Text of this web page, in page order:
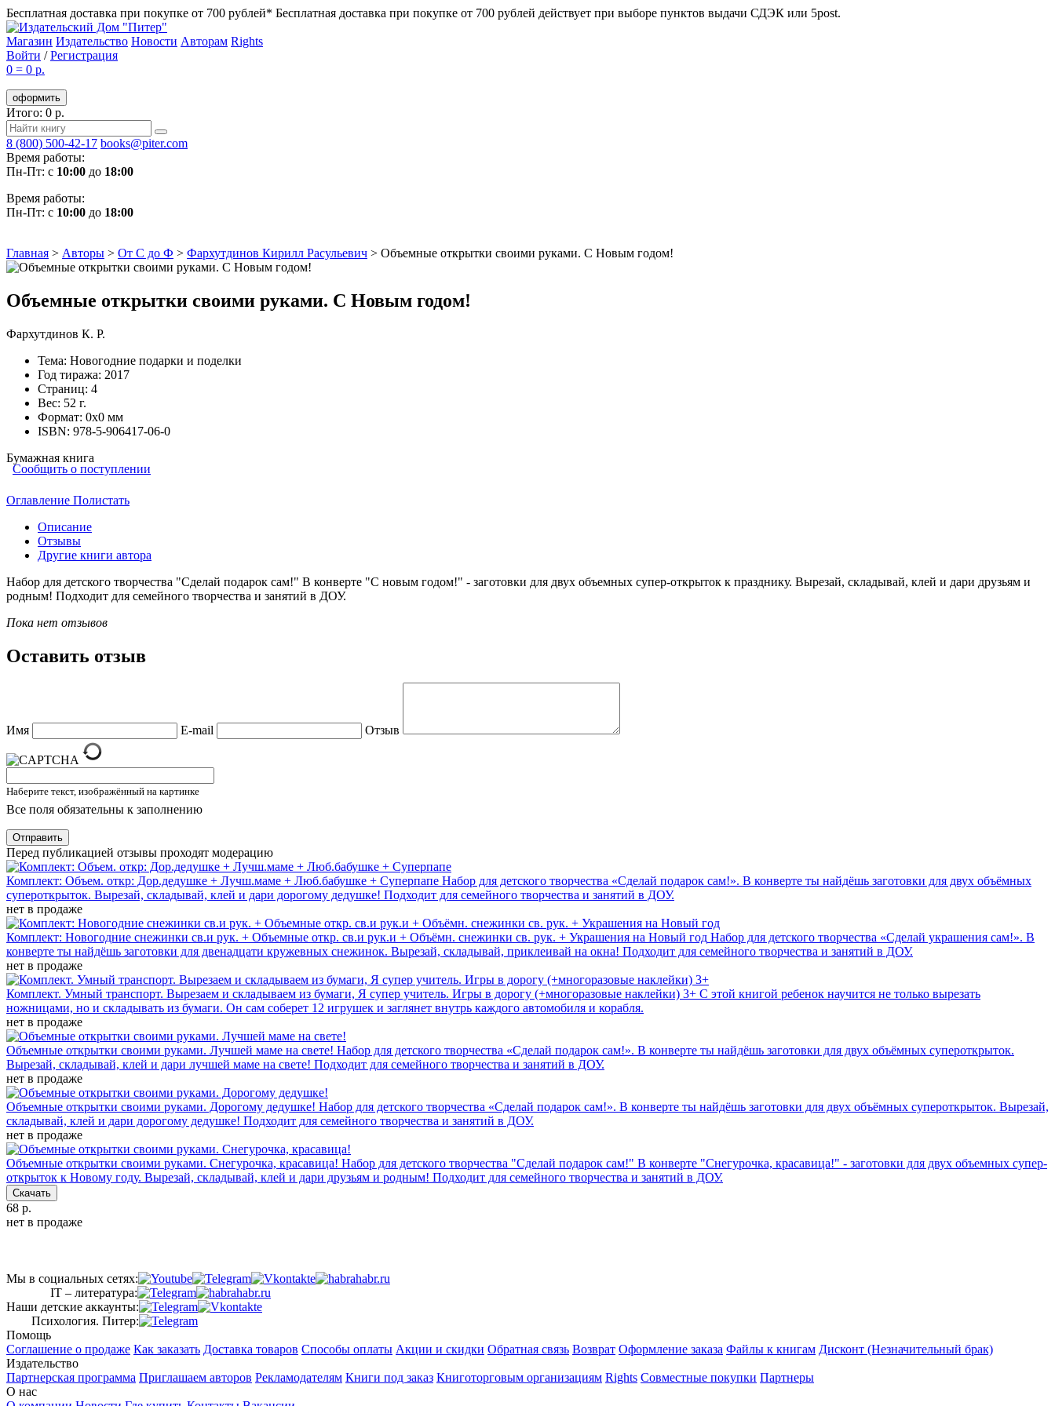
Бесплатная доставка при покупке от 700 рублей* Бесплатная доставка при покупке от 700 рублей действует при выборе пунктов выдачи СДЭК или 5post.
Магазин Издательство Новости Авторам Rights
Войти /Регистрация
0 = 0 р.
оформить
Итого: 0 р.
8 (800) 500-42-17 books@piter.com
Время работы:
Пн-Пт: с 10:00 до 18:00
Время работы:
Пн-Пт: с 10:00 до 18:00
Главная > Авторы > От С до Ф > Фархутдинов Кирилл Расульевич > Объемные открытки своими руками. С Новым годом!
Объемные открытки своими руками. С Новым годом!
Фархутдинов К. Р.
Тема: Новогодние подарки и поделки
Год тиража: 2017
Страниц: 4
Вес: 52 г.
Формат: 0х0 мм
ISBN: 978-5-906417-06-0
Бумажная книга
Сообщить о поступлении
Оглавление Полистать
Описание
Отзывы
Другие книги автора
Набор для детского творчества "Сделай подарок сам!" В конверте "С новым годом!" - заготовки для двух объемных супер-открыток к празднику. Вырезай, складывай, клей и дари друзьям и
родным! Подходит для семейного творчества и занятий в ДОУ.
Пока нет отзывов
Оставить отзыв
Имя E-mail Отзыв
Наберите текст, изображённый на картинке
Все поля обязательны к заполнению
Отправить
Перед публикацией отзывы проходят модерацию
Комплект: Объем. откр: Дор.дедушке + Лучш.маме + Люб.бабушке + Суперпапе Набор для детского творчества «Сделай подарок сам!». В конверте ты найдёшь заготовки для двух объёмных
супероткрыток. Вырезай, складывай, клей и дари дорогому дедушке! Подходит для семейного творчества и занятий в ДОУ.
нет в продаже
Комплект: Новогодние снежинки св.и рук. + Объемные откр. св.и рук.и + Объёмн. снежинки св. рук. + Украшения на Новый год Набор для детского творчества «Сделай украшения сам!». В
конверте ты найдёшь заготовки для двенадцати кружевных снежинок. Вырезай, складывай, приклеивай на окна! Подходит для семейного творчества и занятий в ДОУ.
нет в продаже
Комплект. Умный транспорт. Вырезаем и складываем из бумаги, Я супер учитель. Игры в дорогу (+многоразовые наклейки) 3+ С этой книгой ребенок научится не только вырезать
ножницами, но и складывать из бумаги. Он сам соберет 12 игрушек и заглянет внутрь каждого автомобиля и корабля.
нет в продаже
Объемные открытки своими руками. Лучшей маме на свете! Набор для детского творчества «Сделай подарок сам!». В конверте ты найдёшь заготовки для двух объёмных супероткрыток.
Вырезай, складывай, клей и дари лучшей маме на свете! Подходит для семейного творчества и занятий в ДОУ.
нет в продаже
Объемные открытки своими руками. Дорогому дедушке! Набор для детского творчества «Сделай подарок сам!». В конверте ты найдёшь заготовки для двух объёмных супероткрыток. Вырезай,
складывай, клей и дари дорогому дедушке! Подходит для семейного творчества и занятий в ДОУ.
нет в продаже
Объемные открытки своими руками. Снегурочка, красавица! Набор для детского творчества "Сделай подарок сам!" В конверте "Снегурочка, красавица!" - заготовки для двух объемных супер-
открыток к Новому году. Вырезай, складывай, клей и дари друзьям и родным! Подходит для семейного творчества и занятий в ДОУ.
Скачать
68 р.
нет в продаже
Мы в социальных сетях:
IT – литература:
Наши детские аккаунты:
Психология. Питер:
Помощь
Соглашение о продаже Как заказать Доставка товаров Способы оплаты Акции и скидки Обратная связь Возврат Оформление заказа Файлы к книгам Дисконт (Незначительный брак)
Издательство
Партнерская программа Приглашаем авторов Рекламодателям Книги под заказ Книготорговым организациям Rights Совместные покупки Партнеры
О нас